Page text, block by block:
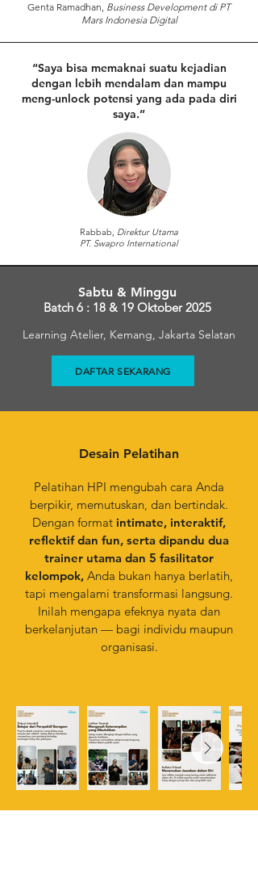
⁠Genta Ramadhan, Business Development di PT
Mars Indonesia Digital
“Saya bisa memaknai suatu kejadian
dengan lebih mendalam dan mampu
meng-unlock potensi yang ada pada diri
saya.”
Rabbab, Direktur Utama
PT. Swapro International
Sabtu & Minggu
Batch 6 : 18 & 19 Oktober 2025
Learning Atelier, Kemang, Jakarta Selatan
DAFTAR SEKARANG
Desain Pelatihan
Pelatihan HPI mengubah cara Anda
berpikir, memutuskan, dan bertindak.
Dengan format intimate, interaktif,
reflektif dan fun, serta dipandu dua
trainer utama dan 5 fasilitator
kelompok, Anda bukan hanya berlatih,
tapi mengalami transformasi langsung.
Inilah mengapa efeknya nyata dan
berkelanjutan — bagi individu maupun
organisasi.